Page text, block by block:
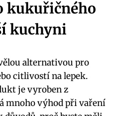
kukuřičného
kuchyni
alternativou pro
citlivostí na lepek.
je vyroben z
mnoho výhod při vaření